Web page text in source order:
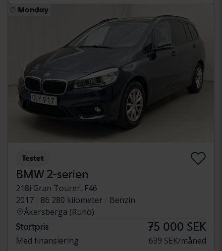
Monday
Testet
BMW 2-serien
218i Gran Tourer, F46
2017
86 280 kilometer
Benzin
Åkersberga (Runö)
Startpris 75 000 SEK
Med finansiering 639 SEK/måned